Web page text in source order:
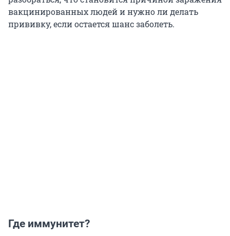
вакцинированных людей и нужно ли делать
прививку, если остается шанс заболеть.
Где иммунитет?